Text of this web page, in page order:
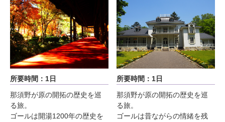
所要時間：1日
那須野が原の開拓の歴史を巡
る旅。
ゴールは開湯1200年の歴史を
所要時間：1日
那須野が原の開拓の歴史を巡
る旅。
ゴールは昔ながらの情緒を残